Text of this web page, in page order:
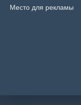
Место для рекламы